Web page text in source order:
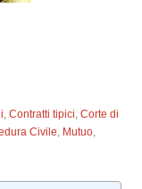
,Contratti tipici,Corte di
Civile, Mutuo,